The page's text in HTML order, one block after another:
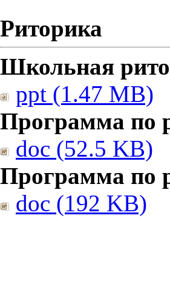
Риторика
Школьная
ppt (1.47 MB)
Программа по
doc (52.5 KB)
Программа по
doc (192 KB)